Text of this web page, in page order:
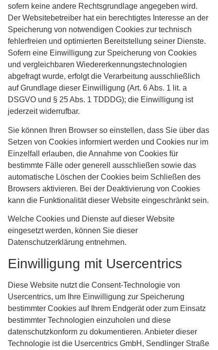
sofern keine andere Rechtsgrundlage angegeben wird.
Der Websitebetreiber hat ein berechtigtes Interesse an der
Speicherung von notwendigen Cookies zur technisch
fehlerfreien und optimierten Bereitstellung seiner Dienste.
Sofern eine Einwilligung zur Speicherung von Cookies
und vergleichbaren Wiedererkennungstechnologien
abgefragt wurde, erfolgt die Verarbeitung ausschließlich
auf Grundlage dieser Einwilligung (Art. 6 Abs. 1 lit. a
DSGVO und § 25 Abs. 1 TDDDG); die Einwilligung ist
jederzeit widerrufbar.
Sie können Ihren Browser so einstellen, dass Sie über das
Setzen von Cookies informiert werden und Cookies nur im
Einzelfall erlauben, die Annahme von Cookies für
bestimmte Fälle oder generell ausschließen sowie das
automatische Löschen der Cookies beim Schließen des
Browsers aktivieren. Bei der Deaktivierung von Cookies
kann die Funktionalität dieser Website eingeschränkt sein.
Welche Cookies und Dienste auf dieser Website
eingesetzt werden, können Sie dieser
Datenschutzerklärung entnehmen.
Einwilligung mit Usercentrics
Diese Website nutzt die Consent-Technologie von
Usercentrics, um Ihre Einwilligung zur Speicherung
bestimmter Cookies auf Ihrem Endgerät oder zum Einsatz
bestimmter Technologien einzuholen und diese
datenschutzkonform zu dokumentieren. Anbieter dieser
Technologie ist die Usercentrics GmbH, Sendlinger Straße